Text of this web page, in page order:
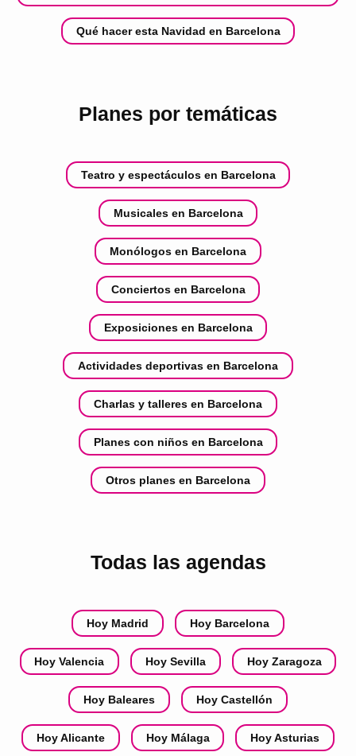
Qué hacer esta Navidad en Barcelona
Planes por temáticas
Teatro y espectáculos en Barcelona
Musicales en Barcelona
Monólogos en Barcelona
Conciertos en Barcelona
Exposiciones en Barcelona
Actividades deportivas en Barcelona
Charlas y talleres en Barcelona
Planes con niños en Barcelona
Otros planes en Barcelona
Todas las agendas
Hoy Madrid Hoy Barcelona
Hoy Valencia Hoy Sevilla Hoy Zaragoza
Hoy Baleares Hoy Castellón
Hoy Alicante Hoy Málaga Hoy Asturias